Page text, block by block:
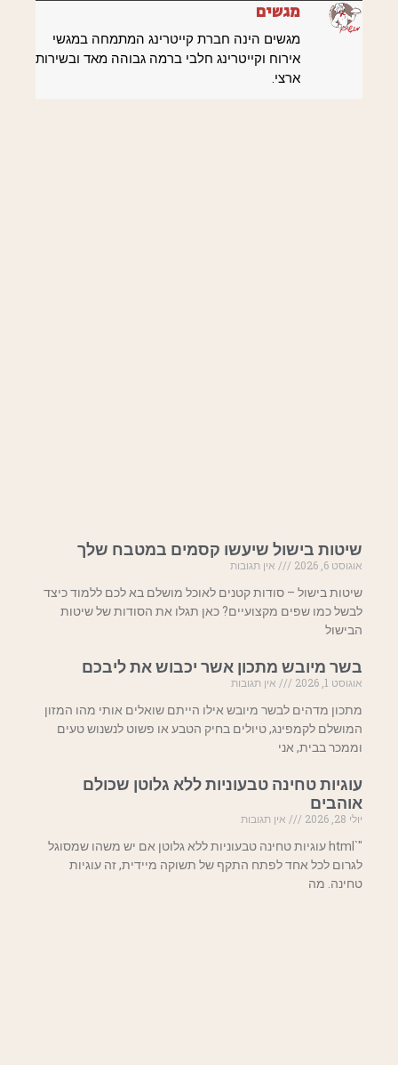
מגשים
מגשים הינה חברת קייטרינג המתמחה במגשי
אירוח וקייטרינג חלבי ברמה גבוהה מאד ובשירות
ארצי.
שיטות בישול שיעשו קסמים במטבח שלך
אוגוסט 6, 2026
אין תגובות
שיטות בישול – סודות קטנים לאוכל מושלם בא לכם ללמוד כיצד
לבשל כמו שפים מקצועיים? כאן תגלו את הסודות של שיטות
הבישול
בשר מיובש מתכון אשר יכבוש את ליבכם
אוגוסט 1, 2026
אין תגובות
מתכון מדהים לבשר מיובש אילו הייתם שואלים אותי מהו המזון
המושלם לקמפינג, טיולים בחיק הטבע או פשוט לנשנוש טעים
וממכר בבית, אני
עוגיות טחינה טבעוניות ללא גלוטן שכולם
אוהבים
יולי 28, 2026
אין תגובות
"`html עוגיות טחינה טבעוניות ללא גלוטן אם יש משהו שמסוגל
לגרום לכל אחד לפתח התקף של תשוקה מיידית, זה עוגיות
טחינה. מה